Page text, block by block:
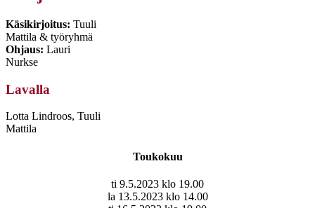
Käsikirjoitus: Tuuli
Mattila & työryhmä
Ohjaus: Lauri
Nurkse
Lavalla
Lotta Lindroos, Tuuli
Mattila
Toukokuu
ti 9.5.2023 klo 19.00
la 13.5.2023 klo 14.00